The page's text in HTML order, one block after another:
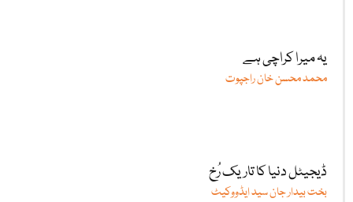
یہ میرا کراچی ہے
محمد محسن خان راجپوت
ڈیجیٹل دنیا کا تاریک رُخ
بخت بیدار جان سید ایڈووکیٹ